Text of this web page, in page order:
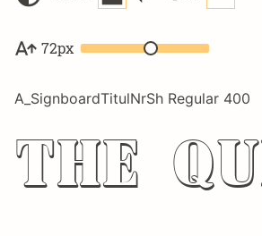
72px
A_SignboardTitulNrSh Regular 400
The